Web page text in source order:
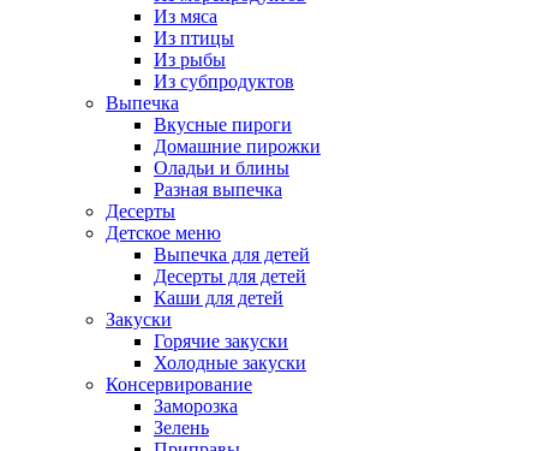
Из мяса
Из птицы
Из рыбы
Из субпродуктов
Выпечка
Вкусные пироги
Домашние пирожки
Оладьи и блины
Разная выпечка
Десерты
Детское меню
Выпечка для детей
Десерты для детей
Каши для детей
Закуски
Горячие закуски
Холодные закуски
Консервирование
Заморозка
Зелень